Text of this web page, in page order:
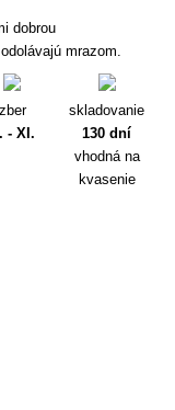
dobrou
mrazom.
zber
- XI.
skladovanie
130 dní
vhodná na
kvasenie